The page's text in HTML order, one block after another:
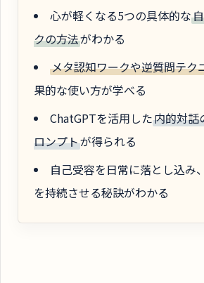
心が軽くなる5つの具体的な
クの方法がわかる
メタ認知ワークや逆質問テク
果的な使い方が学べる
ChatGPTを活用した内的対話
ロンプトが得られる
自己受容を日常に落とし込み
を持続させる秘訣がわかる